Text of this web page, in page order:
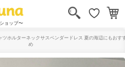
ョップ〜
ツホルターネックサスペンダードレス 夏の海辺にもおす
め